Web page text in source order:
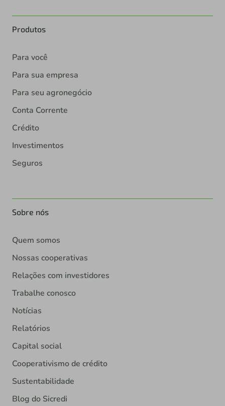
Produtos
Para você
Para sua empresa
Para seu agronegócio
Conta Corrente
Crédito
Investimentos
Seguros
Sobre nós
Quem somos
Nossas cooperativas
Relações com investidores
Trabalhe conosco
Notícias
Relatórios
Capital social
Cooperativismo de crédito
Sustentabilidade
Blog do Sicredi